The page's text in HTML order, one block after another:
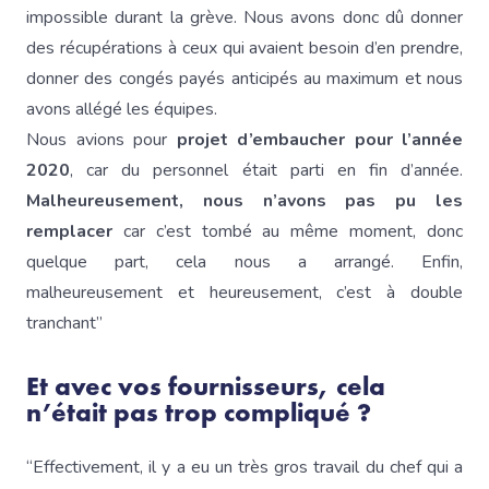
impossible durant la grève. Nous avons donc dû donner
des récupérations à ceux qui avaient besoin d’en prendre,
donner des congés payés anticipés au maximum et nous
avons allégé les équipes.
Nous avions pour projet d’embaucher pour l’année
2020, car du personnel était parti en fin d’année.
Malheureusement, nous n’avons pas pu les
remplacer car c’est tombé au même moment, donc
quelque part, cela nous a arrangé. Enfin,
malheureusement et heureusement, c’est à double
tranchant”
Et avec vos fournisseurs, cela
n’était pas trop compliqué ?
“Effectivement, il y a eu un très gros travail du chef qui a